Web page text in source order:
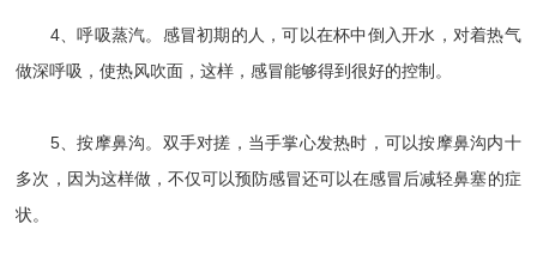
4、呼吸蒸汽。感冒初期的人，可以在杯中倒入开水，对着热气
做深呼吸，使热风吹面，这样，感冒能够得到很好的控制。
5、按摩鼻沟。双手对搓，当手掌心发热时，可以按摩鼻沟内十
多次，因为这样做，不仅可以预防感冒还可以在感冒后减轻鼻塞的症
状。